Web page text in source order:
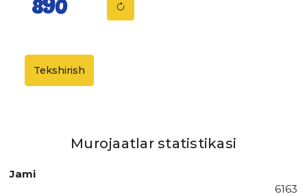
Tekshirish
Murojaatlar statistikasi
Jami
6163